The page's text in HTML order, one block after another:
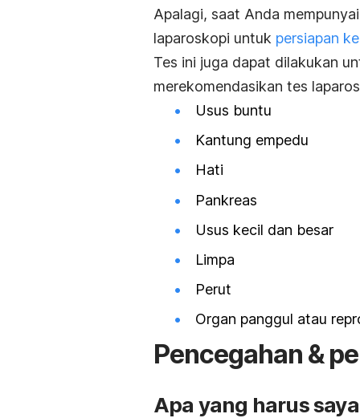
Apalagi, saat Anda
laparoskopi untuk persiapan
Tes ini juga dapat dilakukan
merekomendasikan tes
Usus buntu
Kantung empedu
Hati
Pankreas
Usus kecil dan besar
Limpa
Perut
Organ panggul atau
Pencegahan &
Apa yang harus